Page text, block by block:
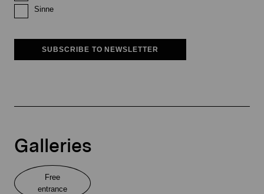
Sinne
SUBSCRIBE TO NEWSLETTER
Galleries
Free
entrance